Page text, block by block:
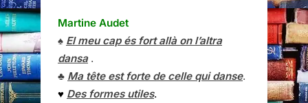
Martine Audet
♠ El meu cap és fort allà on l’altra
dansa.
♣ Ma tête est forte de celle qui danse.
♥ Des formes utiles.